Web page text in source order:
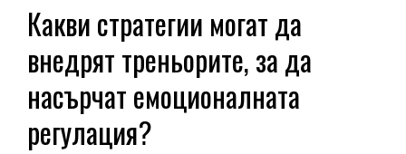
Какви стратегии могат да
внедрят треньорите, за да
насърчат емоционалната
регулация?